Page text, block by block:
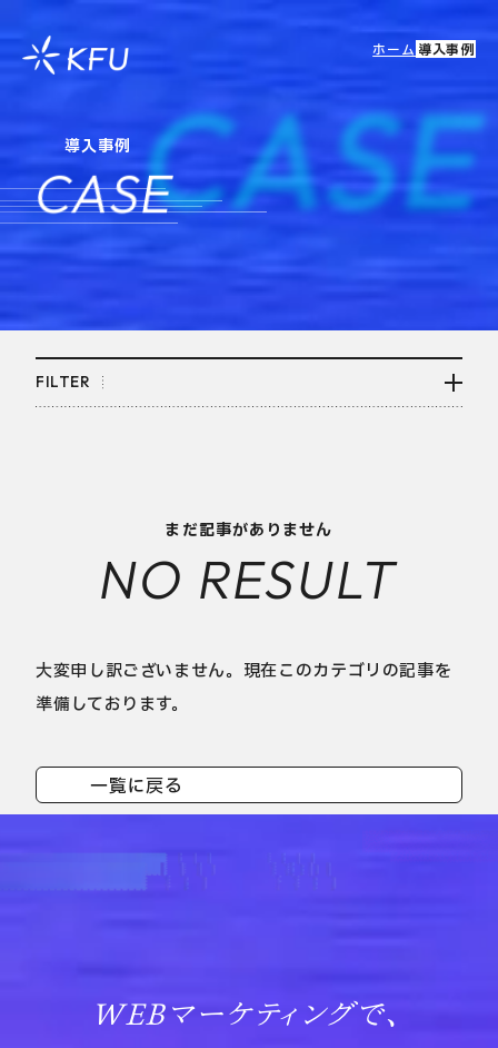
ホーム 導入事例
導入事例
CASE
FILTER
まだ記事がありません
NO RESULT
大変申し訳ございません。現在このカテゴリの記事を
準備しております。
一覧に戻る
WEBマーケティングで、